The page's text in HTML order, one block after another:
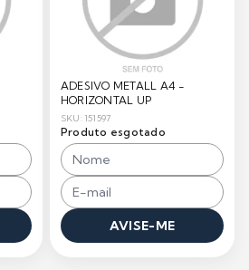
ADESIVO METALL A4 -
HORIZONTAL UP
SKU: 151597
Produto esgotado
AVISE-ME